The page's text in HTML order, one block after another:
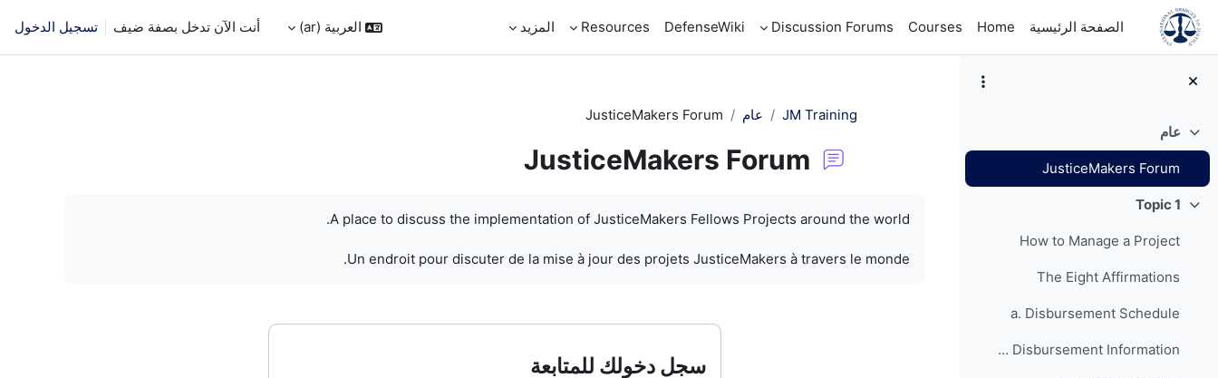
تخطى إلى المحتوى الرئيسي
الصفحة الرئيسية
Home
Courses
Discussion Forums
DefenseWiki
Resources المزيد العربية ‎(ar)‎ أنت الآن تدخل بصفة ضيف تسجيل الدخول
طيعام
JusticeMakers Forum
طيTopic 1
How to Manage a Project
The Eight Affirmations
a. Disbursement Schedule
Grant Disbursement Information
JM Training عام JusticeMakers Forum
JusticeMakers Forum
A place to discuss the implementation of JusticeMakers Fellows Projects around the world.
Un endroit pour discuter de la mise à jour des projets JusticeMakers à travers le monde.
سجل دخولك للمتابعة